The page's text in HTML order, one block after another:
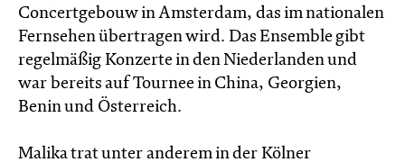
Concertgebouw in Amsterdam, das im nationalen
Fernsehen übertragen wird. Das Ensemble gibt
regelmäßig Konzerte in den Niederlanden und
war bereits auf Tournee in China, Georgien,
Benin und Österreich.
Malika trat unter anderem in der Kölner